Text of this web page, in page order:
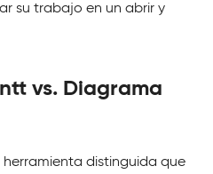
su trabajo en un abrir y
vs. Diagrama
herramienta distinguida que